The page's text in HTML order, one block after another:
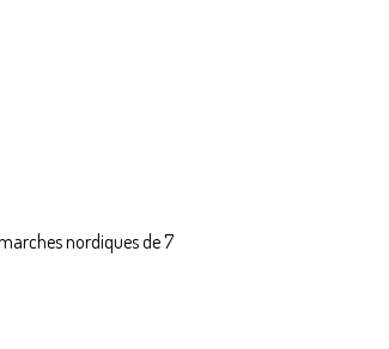
nordiques de 7